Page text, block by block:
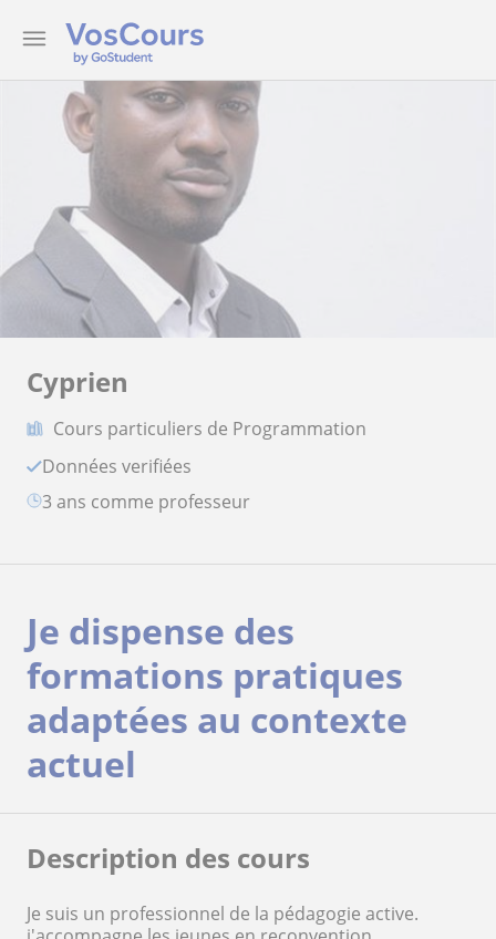
Cyprien
Cours particuliers de Programmation
Données verifiées
3 ans comme professeur
Je dispense des
formations pratiques
adaptées au contexte
actuel
Description des cours
Je suis un professionnel de la pédagogie active.